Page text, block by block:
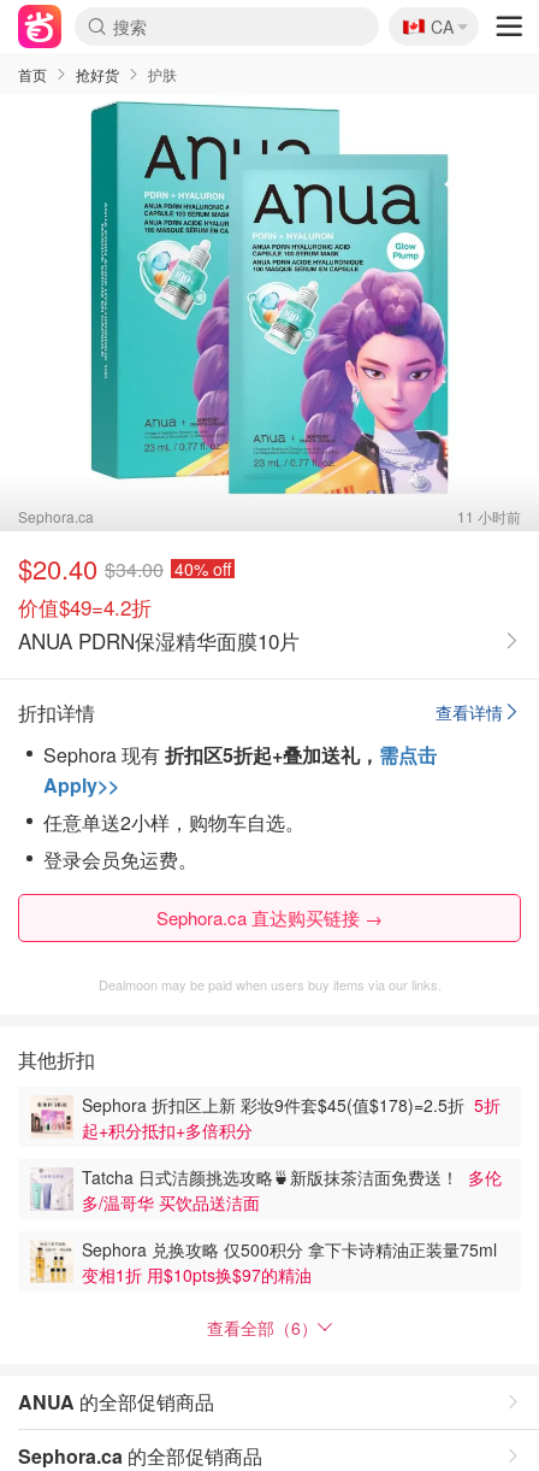
🇨🇦
CA
首页 抢好货 护肤
Sephora.ca 11 小时前
$20.40 $34.00 40% off
价值$49=4.2折
ANUA PDRN保湿精华面膜10片
查看详情
折扣详情
Sephora 现有折扣区5折起+叠加送礼， 需点击
Apply>>
任意单送2小样，购物车自选。
登录会员免运费。
Sephora.ca 直达购买链接 →
Dealmoon may be paid when users buy items via our links.
其他折扣
Sephora 折扣区上新 彩妆9件套$45(值$178)=2.5折 5折
起+积分抵扣+多倍积分
Tatcha 日式洁颜挑选攻略🍵新版抹茶洁面免费送！ 多伦
多/温哥华 买饮品送洁面
Sephora 兑换攻略 仅500积分 拿下卡诗精油正装量75ml
变相1折 用$10pts换$97的精油
查看全部（6）
ANUA 的全部促销商品
Sephora.ca 的全部促销商品